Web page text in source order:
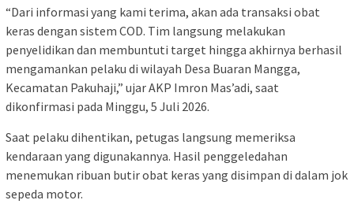
“Dari informasi yang kami terima, akan ada transaksi obat
keras dengan sistem COD. Tim langsung melakukan
penyelidikan dan membuntuti target hingga akhirnya berhasil
mengamankan pelaku di wilayah Desa Buaran Mangga,
Kecamatan Pakuhaji,” ujar AKP Imron Mas’adi, saat
dikonfirmasi pada Minggu, 5 Juli 2026.
Saat pelaku dihentikan, petugas langsung memeriksa
kendaraan yang digunakannya. Hasil penggeledahan
menemukan ribuan butir obat keras yang disimpan di dalam jok
sepeda motor.